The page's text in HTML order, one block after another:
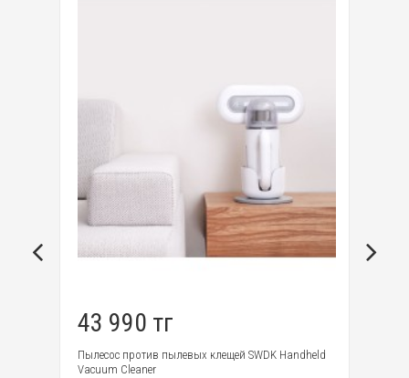
43 990 тг
Пылесос против пылевых клещей SWDK Handheld
Vacuum Cleaner